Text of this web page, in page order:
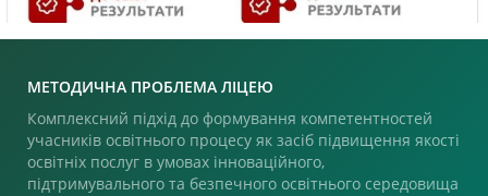
МЕТОДИЧНА ПРОБЛЕМА ЛІЦЕЮ
Комплексний підхід до формування компетентностей
учасників освітнього процесу як засіб підвищення якості
освітніх послуг в умовах інноваційного,
підтримувального та безпечного освітнього середовища